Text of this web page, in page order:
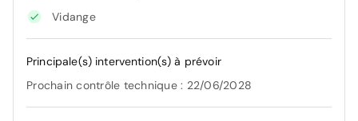
Vidange
Principale(s) intervention(s) à prévoir
Prochain contrôle technique : 22/06/2028